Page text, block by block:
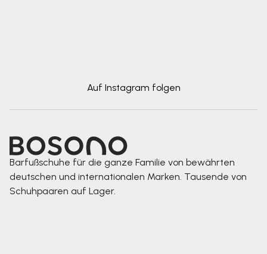
Auf Instagram folgen
Barfußschuhe für die ganze Familie von bewährten
deutschen und internationalen Marken. Tausende von
Schuhpaaren auf Lager.